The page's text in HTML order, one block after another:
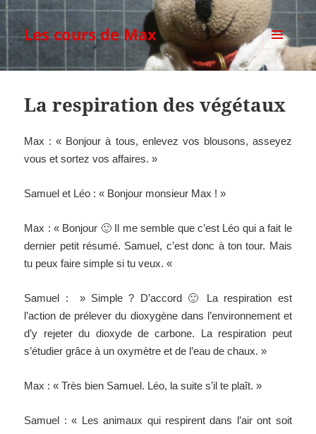
Les cours de Max
MENU
ET
La respiration des végétaux
Max : « Bonjour à tous, enlevez vos blousons, asseyez
vous et sortez vos affaires. »
Samuel et Léo : « Bonjour monsieur Max ! »
Max : « Bonjour 🙂 Il me semble que c’est Léo qui a fait le
dernier petit résumé. Samuel, c’est donc à ton tour. Mais
tu peux faire simple si tu veux. «
Samuel : » Simple ? D’accord 🙂 La respiration est
l’action de prélever du dioxygène dans l’environnement et
d’y rejeter du dioxyde de carbone. La respiration peut
s’étudier grâce à un oxymètre et de l’eau de chaux. »
Max : « Très bien Samuel. Léo, la suite s’il te plaît. »
Samuel : « Les animaux qui respirent dans l’air ont soit